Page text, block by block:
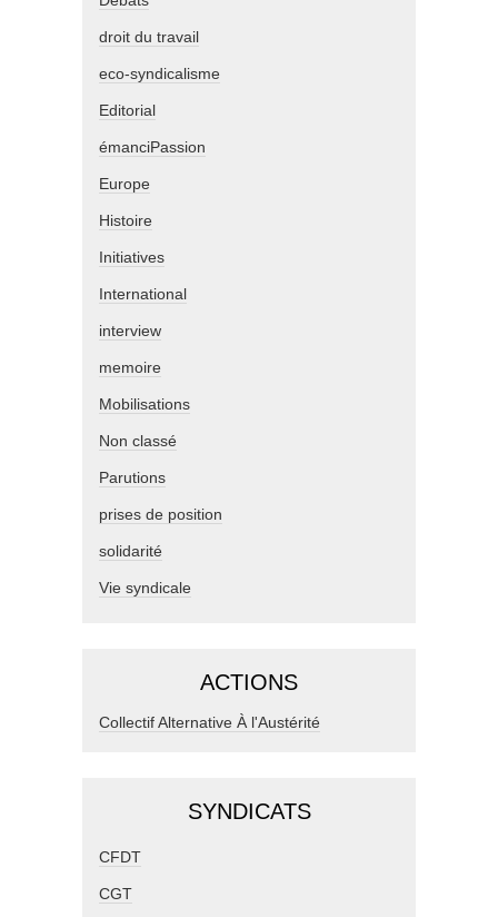
droit du travail
eco-syndicalisme
Editorial
émanciPassion
Europe
Histoire
Initiatives
International
interview
memoire
Mobilisations
Non classé
Parutions
prises de position
solidarité
Vie syndicale
ACTIONS
Collectif Alternative À l'Austérité
SYNDICATS
CFDT
CGT